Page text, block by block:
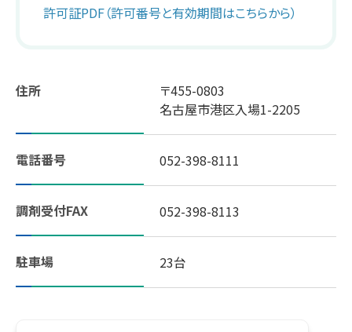
スギヤマ公式アプリ：デジタル会員証登録
しそ油（えごま油）
地域イベント活動
やさしいレシピ
セルフメディケーション
はたらく人の身だしなみルール
許可証PDF（許可番号と有効期間はこちらから）
住所
〒455-0803
名古屋市港区入場1-2205
電話番号 052-398-8111
調剤受付FAX 052-398-8113
駐車場 23台